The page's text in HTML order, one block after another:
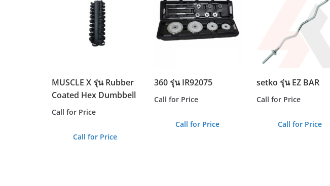
MUSCLE X รุ่น Rubber
Coated Hex Dumbbell
Call for Price
Call for Price
360 รุ่น IR92075
Call for Price
Call for Price
setko รุ่น EZ BAR
Call for Price
Call for Price